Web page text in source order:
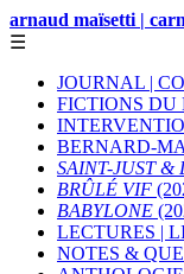
arnaud maïsetti |
☰
JOURNAL |
FICTIONS DU
BERNARD-
SAINT-JUST &
BRÛLÉ VIF
BABYLONE
LECTURES |
NOTES &